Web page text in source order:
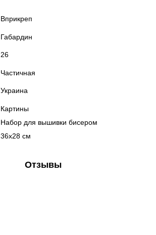
Вприкреп
Габардин
26
Частичная
Украина
Картины
Набор для вышивки бисером
36х28 см
Отзывы